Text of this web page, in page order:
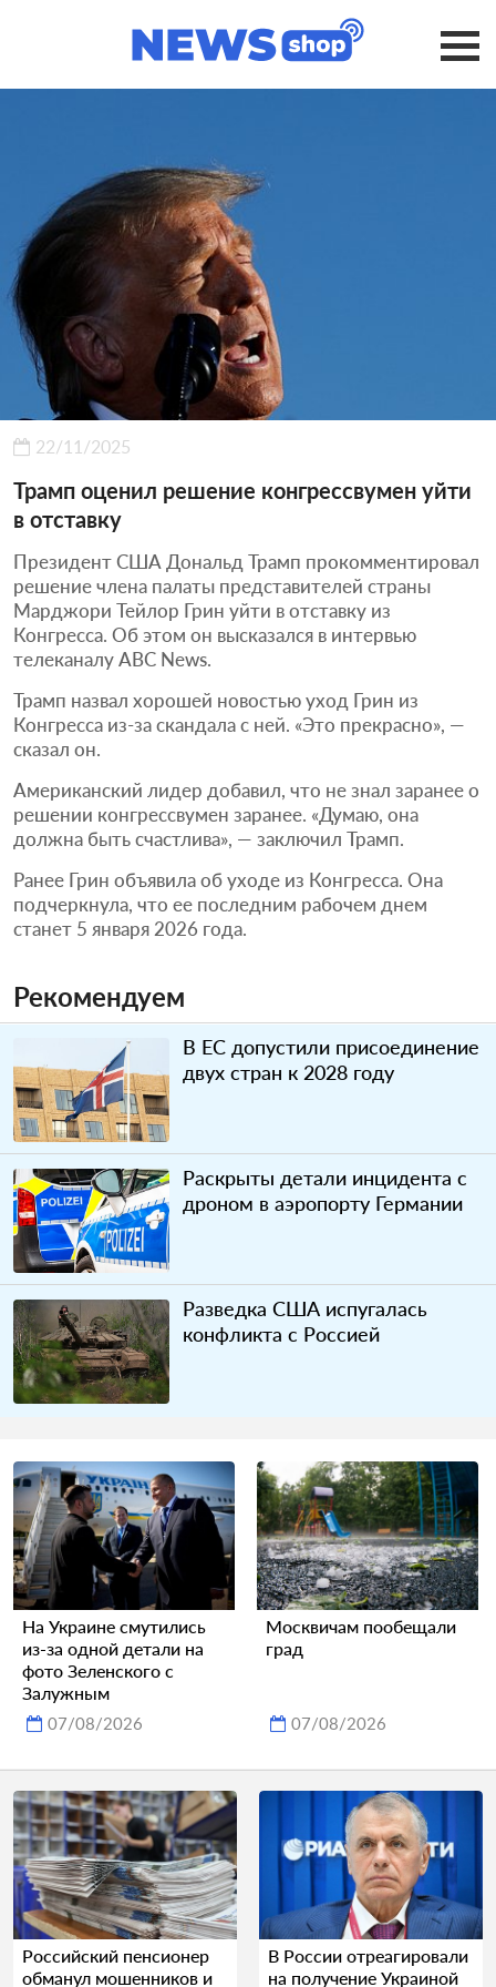
22/11/2025
Трамп оценил решение конгрессвумен уйти
в отставку
Президент США Дональд Трамп прокомментировал
решение члена палаты представителей страны
Марджори Тейлор Грин уйти в отставку из
Конгресса. Об этом он высказался в интервью
телеканалу ABC News.
Трамп назвал хорошей новостью уход Грин из
Конгресса из-за скандала с ней. «Это прекрасно», —
сказал он.
Американский лидер добавил, что не знал заранее о
решении конгрессвумен заранее. «Думаю, она
должна быть счастлива», — заключил Трамп.
Ранее Грин объявила об уходе из Конгресса. Она
подчеркнула, что ее последним рабочем днем
станет 5 января 2026 года.
Рекомендуем
В ЕС допустили присоединение
двух стран к 2028 году
Раскрыты детали инцидента с
дроном в аэропорту Германии
Разведка США испугалась
конфликта с Россией
На Украине смутились
из-за одной детали на
фото Зеленского с
Залужным
07/08/2026
Москвичам пообещали
град
07/08/2026
Российский пенсионер
обманул мошенников и
В России отреагировали
на получение Украиной